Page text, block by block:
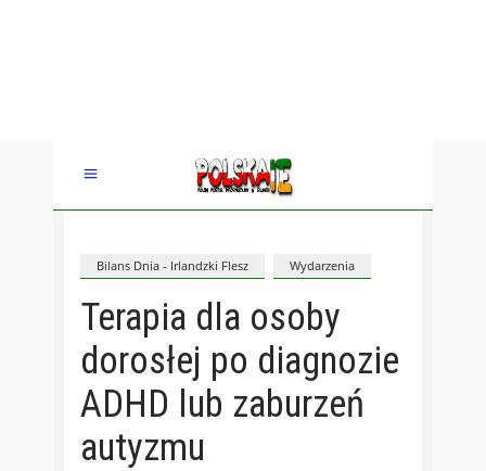
Bilans Dnia - Irlandzki Flesz Wydarzenia
Terapia dla osoby
dorosłej po diagnozie
ADHD lub zaburzeń
autyzmu